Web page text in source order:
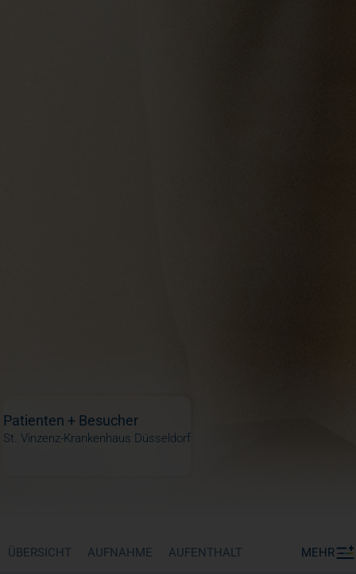
Patienten + Besucher
St. Vinzenz-Krankenhaus Düsseldorf
ÜBERSICHT AUFNAHME AUFENTHALT MEHR